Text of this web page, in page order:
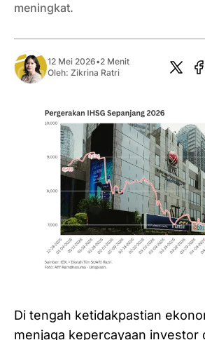
meningkat.
12 Mei 2026•2 Menit
Oleh: Zikrina Ratri
Di tengah ketidakpastian
menjaga kepercayaan investor